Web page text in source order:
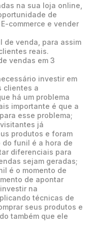
na sua loja online,
de
commerce e vender
de venda, para assim
reais.
vendas em 3
investir em
clientes a
há um problema
importante é que a
esse problema;
já
produtos e foram
do funil é a hora de
diferenciais para
sejam geradas;
é o momento de
de apontar
na
técnicas de
seus produtos e
também que ele